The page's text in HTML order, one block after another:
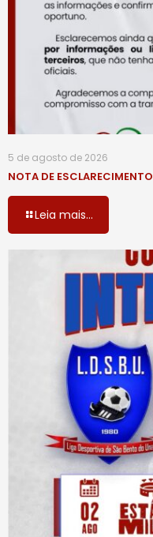
5 de agosto de 2026
NOTA DE ESCLARECIMENTO
Leia mais...